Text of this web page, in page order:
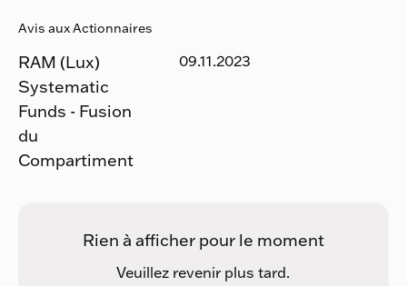
Avis aux Actionnaires
RAM (Lux)
Systematic
Funds - Fusion
du
Compartiment
09.11.2023
Rien à afficher pour le moment
Veuillez revenir plus tard.